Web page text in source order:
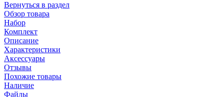
Вернуться в раздел
Обзор товара
Набор
Комплект
Описание
Характеристики
Аксессуары
Отзывы
Похожие товары
Наличие
Файлы